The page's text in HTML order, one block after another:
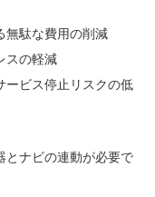
無駄な費用の削減
スの軽減
ービス停止リスクの低
とナビの連動が必要で